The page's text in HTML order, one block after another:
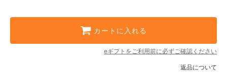
カートに入れる
eギフトをご利用前に必ずご確認ください
返品について